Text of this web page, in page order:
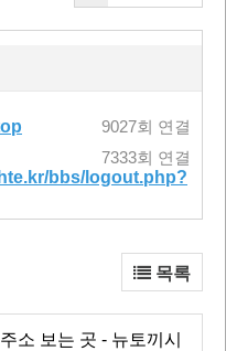
9027회 연결
bbs/logout.php?
7333회 연결
목록
소 보는 곳 - 뉴토끼시